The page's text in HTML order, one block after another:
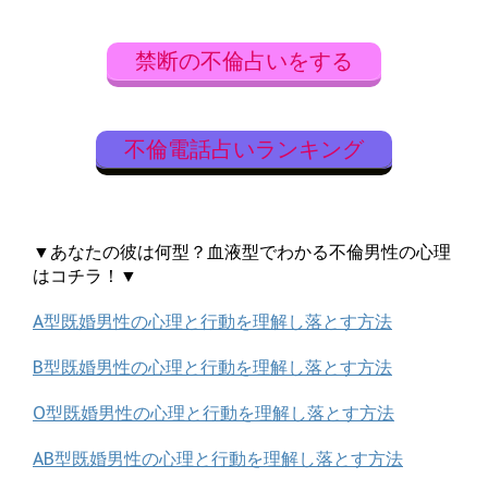
禁断の不倫占いをする
不倫電話占いランキング
▼あなたの彼は何型？血液型でわかる不倫男性の心理
はコチラ！▼
A型既婚男性の心理と行動を理解し落とす方法
B型既婚男性の心理と行動を理解し落とす方法
O型既婚男性の心理と行動を理解し落とす方法
AB型既婚男性の心理と行動を理解し落とす方法